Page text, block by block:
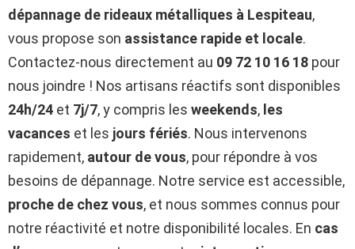
dépannage de rideaux métalliques à Lespiteau,
vous propose son assistance rapide et locale.
Contactez-nous directement au 09 72 10 16 18 pour
nous joindre ! Nos artisans réactifs sont disponibles
24h/24 et 7j/7, y compris les weekends, les
vacances et les jours fériés. Nous intervenons
rapidement, autour de vous, pour répondre à vos
besoins de dépannage. Notre service est accessible,
proche de chez vous, et nous sommes connus pour
notre réactivité et notre disponibilité locales. En cas